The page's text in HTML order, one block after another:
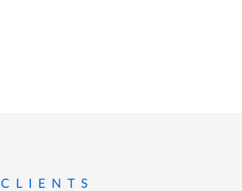
CLIENTS